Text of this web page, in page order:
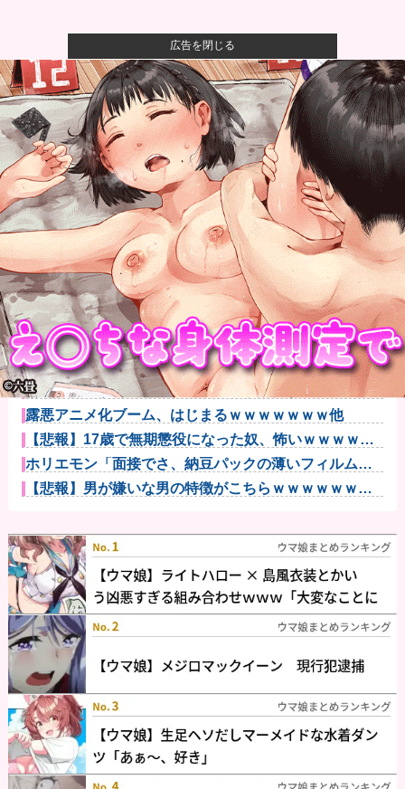
SNSで知り合ったJK10人とS●Xしてハメ撮り770本撮
っ...
【警告】医師「米国では”ヘロインと同じくらいヤバい
薬”が日本...
ワイ、「着衣おっばい」でしか抜けない体質になって
しまうｗｗｗ...
【悲報】粗品、永久追放ｗｗｗｗｗｗｗｗｗｗｗｗｗ
ｗｗ（証拠あ...
【カープ実況】斉藤優汰vs篠木健太郎【広島-DeNA/横
浜ス...
【高校野球】1回戦 大分商 6-4日本文理 大分商が中盤
に逆...
【国連終了危機】国連事務総長が資金難を警告→未払
い額を見た世...
ロシアさん、国民の財産を没収しはじめる他
【動画】ラッキースケベにニヤニヤが止まらない男が
こちらｗｗｗ...
【画像】恋する女さん、ネット民が驚愕する大変身を
遂げてしまう...
露悪アニメ化ブーム、はじまるｗｗｗｗｗｗｗ他
【悲報】17歳で無期懲役になった奴、怖いｗｗｗｗｗ
ｗｗｗｗｗ...
ホリエモン「面接でさ、納豆パックの薄いフィルムっ
て何のために...
【悲報】男が嫌いな男の特徴がこちらｗｗｗｗｗｗｗ
広告を閉じる